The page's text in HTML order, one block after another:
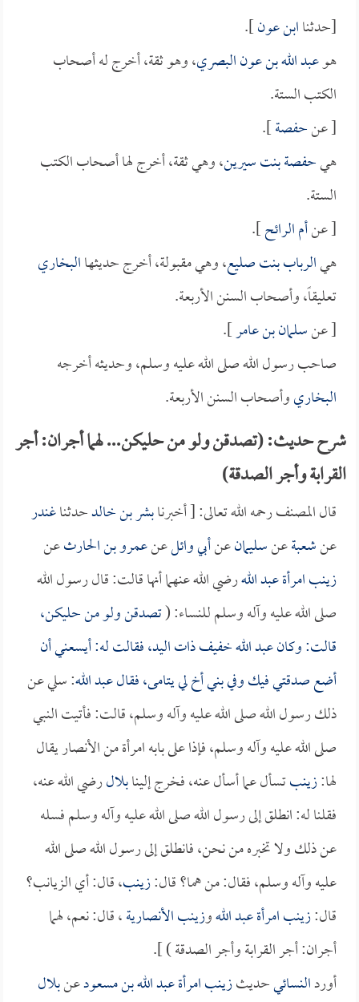
[حدثناابن عون].
هوعبد الله بن عون البصري، وهو ثقة، أخرج له أصحاب
الكتب الستة.
[ عنحفصة].
هيحفصة بنت سيرين، وهي ثقة، أخرج لها أصحاب الكتب
الستة.
[ عنأم الرائح].
هيالرباب بنت صليع، وهي مقبولة، أخرج حديثهاالبخاري
تعليقاً، وأصحاب السنن الأربعة.
[ عنسلمان بن عامر].
صاحب رسول الله صلى الله عليه وسلم، وحديثه أخرجه
البخاريوأصحاب السنن الأربعة.
شرح حديث: (تصدقن ولو من حليكن... لهما أجران: أجر
القرابة وأجر الصدقة)
قال المصنف رحمه الله تعالى: [ أخبرنابشر بن خالدحدثناغندر
عنشعبةعنسليمانعنأبي وائلعنعمرو بن الحارثعن
زينب امرأة عبد اللهرضي الله عنهما أنها قالت: قال رسول الله
صلى الله عليه وآله وسلم للنساء: (تصدقن ولو من حليكن،
قالت: وكانعبد اللهخفيف ذات اليد، فقالت له: أيسعني أن
أضع صدقتي فيك وفي بني أخ لي يتامى، فقالعبد الله: سلي عن
ذلك رسول الله صلى الله عليه وآله وسلم، قالت: فأتيت النبي
صلى الله عليه وآله وسلم، فإذا على بابه امرأة من الأنصار يقال
لها:زينبتسأل عما أسأل عنه، فخرج إلينابلالرضي الله عنه،
فقلنا له: انطلق إلى رسول الله صلى الله عليه وآله وسلم فسله
عن ذلك ولا تخبره من نحن، فانطلق إلى رسول الله صلى الله
عليه وآله وسلم، فقال: من هما؟ قال:زينب، قال: أي الزيانب؟
قال:زينب امرأة عبد اللهوزينب الأنصارية، قال: نعم، لهما
أجران: أجر القرابة وأجر الصدقة ) ].
أوردالنسائيحديثزينب امرأة عبد الله بن مسعودعنبلال